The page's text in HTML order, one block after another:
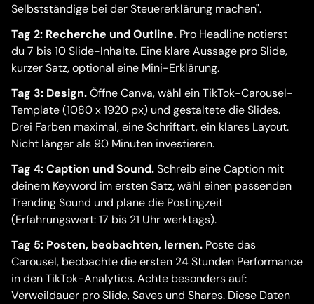
Selbstständige bei der Steuererklärung machen".
Tag 2: Recherche und Outline. Pro Headline notierst
du 7 bis 10 Slide-Inhalte. Eine klare Aussage pro Slide,
kurzer Satz, optional eine Mini-Erklärung.
Tag 3: Design.Öffne Canva, wähl ein TikTok-Carousel-
Template (1080 x 1920 px) und gestaltete die Slides.
Drei Farben maximal, eine Schriftart, ein klares Layout.
Nicht länger als 90 Minuten investieren.
Tag 4: Caption und Sound.Schreib eine Caption mit
deinem Keyword im ersten Satz, wähl einen passenden
Trending Sound und plane die Postingzeit
(Erfahrungswert: 17 bis 21 Uhr werktags).
Tag 5: Posten, beobachten, lernen. Poste das
Carousel, beobachte die ersten 24 Stunden Performance
in den TikTok-Analytics. Achte besonders auf:
Verweildauer pro Slide, Saves und Shares. Diese Daten